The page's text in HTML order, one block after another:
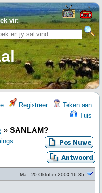
vir:
Registreer
Teken aan
Tuis
» SANLAM?
Ma., 20 Oktober 2003 16:35